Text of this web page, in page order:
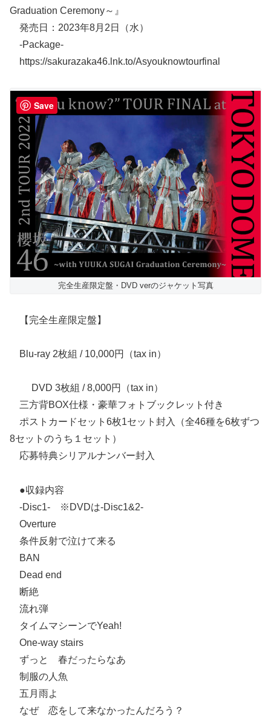
Graduation Ceremony～』
発売日：2023年8月2日（水）
-Package-
https://sakurazaka46.lnk.to/Asyouknowtourfinal
完全生産限定盤・DVD verのジャケット写真
【完全生産限定盤】
Blu-ray 2枚組 / 10,000円（tax in）
DVD 3枚組 / 8,000円（tax in）
三方背BOX仕様・豪華フォトブックレット付き
ポストカードセット6枚1セット封入（全46種を6枚ずつ
8セットのうち１セット）
応募特典シリアルナンバー封入
●収録内容
-Disc1- ※DVDは-Disc1&2-
Overture
条件反射で泣けて来る
BAN
Dead end
断絶
流れ弾
タイムマシーンでYeah!
One-way stairs
ずっと 春だったらなあ
制服の人魚
五月雨よ
なぜ 恋をして来なかったんだろう？
Save